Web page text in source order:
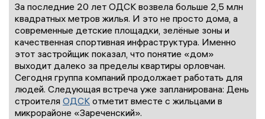
За последние 20 лет ОДСК возвела больше 2,5 млн
квадратных метров жилья. И это не просто дома, а
современные детские площадки, зелёные зоны и
качественная спортивная инфраструктура. Именно
этот застройщик показал, что понятие «дом»
выходит далеко за пределы квартиры орловчан.
Сегодня группа компаний продолжает работать для
людей. Следующая встреча уже запланирована: День
строителя ОДСК отметит вместе с жильцами в
микрорайоне «Зареченский».